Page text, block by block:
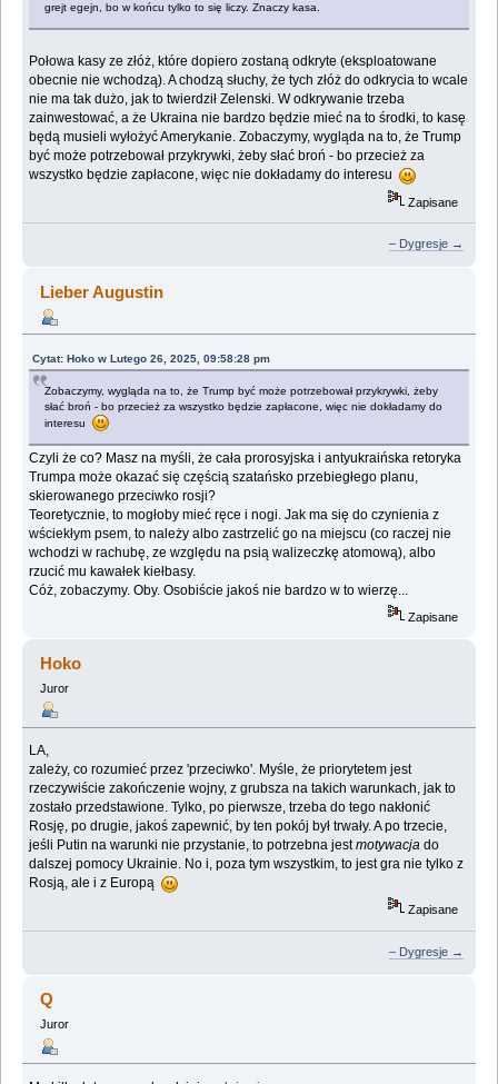
grejt egejn, bo w końcu tylko to się liczy. Znaczy kasa.
Połowa kasy ze złóż, które dopiero zostaną odkryte (eksploatowane
obecnie nie wchodzą). A chodzą słuchy, że tych złóż do odkrycia to wcale
nie ma tak dużo, jak to twierdził Zelenski. W odkrywanie trzeba
zainwestować, a że Ukraina nie bardzo będzie mieć na to środki, to kasę
będą musieli wyłożyć Amerykanie. Zobaczymy, wygląda na to, że Trump
być może potrzebował przykrywki, żeby słać broń - bo przecież za
wszystko będzie zapłacone, więc nie dokładamy do interesu
Zapisane
– Dygresje →
Lieber Augustin
Cytat: Hoko w Lutego 26, 2025, 09:58:28 pm
Zobaczymy, wygląda na to, że Trump być może potrzebował przykrywki, żeby
słać broń - bo przecież za wszystko będzie zapłacone, więc nie dokładamy do
interesu
Czyli że co? Masz na myśli, że cała prorosyjska i antyukraińska retoryka
Trumpa może okazać się częścią szatańsko przebiegłego planu,
skierowanego przeciwko rosji?
Teoretycznie, to mogłoby mieć ręce i nogi. Jak ma się do czynienia z
wściekłym psem, to należy albo zastrzelić go na miejscu (co raczej nie
wchodzi w rachubę, ze względu na psią walizeczkę atomową), albo
rzucić mu kawałek kiełbasy.
Cóż, zobaczymy. Oby. Osobiście jakoś nie bardzo w to wierzę...
Zapisane
Hoko
Juror
LA,
zależy, co rozumieć przez 'przeciwko'. Myśle, że priorytetem jest
rzeczywiście zakończenie wojny, z grubsza na takich warunkach, jak to
zostało przedstawione. Tylko, po pierwsze, trzeba do tego nakłonić
Rosję, po drugie, jakoś zapewnić, by ten pokój był trwały. A po trzecie,
jeśli Putin na warunki nie przystanie, to potrzebna jestmotywacja do
dalszej pomocy Ukrainie. No i, poza tym wszystkim, to jest gra nie tylko z
Rosją, ale i z Europą
Zapisane
– Dygresje →
Q
Juror